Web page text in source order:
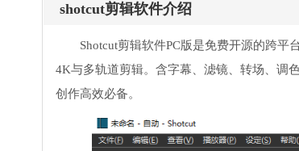
shotcut剪辑软件介绍
Shotcut剪辑软件PC版是免费开源的跨平
4K与多轨道剪辑。含字幕、滤镜、转场、调
创作高效必备。